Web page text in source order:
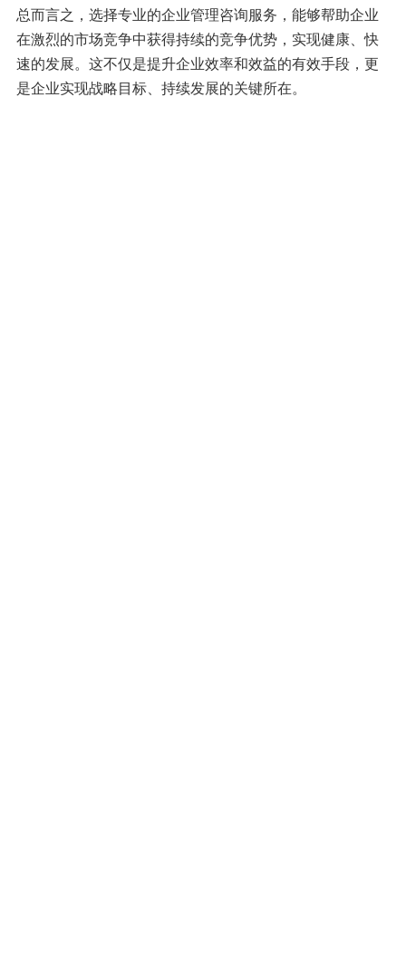
总而言之，选择专业的企业管理咨询服务，能够帮助企业
在激烈的市场竞争中获得持续的竞争优势，实现健康、快
速的发展。这不仅是提升企业效率和效益的有效手段，更
是企业实现战略目标、持续发展的关键所在。